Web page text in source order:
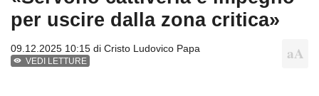
per uscire dalla zona critica»
09.12.2025 10:15 di Cristo Ludovico Papa
VEDI LETTURE